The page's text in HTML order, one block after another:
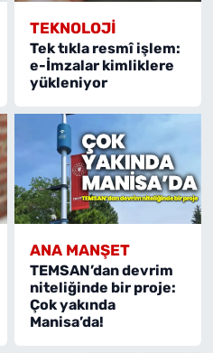
TEKNOLOJI
Tek tıkla resmî işlem:
e-İmzalar kimliklere
yükleniyor
ANA MANŞET
TEMSAN’dan devrim
niteliğinde bir proje:
Çok yakında
Manisa’da!